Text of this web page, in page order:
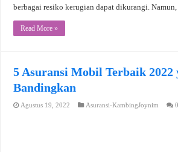
berbagai resiko kerugian dapat dikurangi.
Read More »
5 Asuransi Mobil Terbaik 2022
Bandingkan
Agustus 19, 2022 Asuransi-KambingJoynim 0